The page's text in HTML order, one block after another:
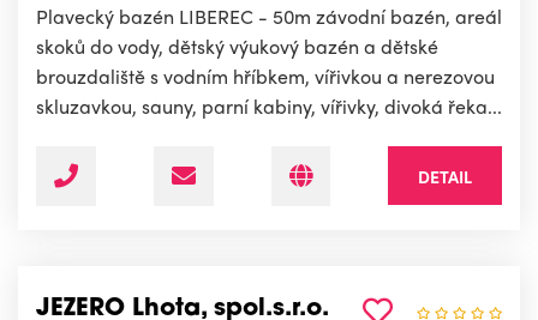
Plavecký bazén LIBEREC - 50m závodní bazén, areál
skoků do vody, dětský výukový bazén a dětské
brouzdaliště s vodním hříbkem, vířivkou a nerezovou
skluzavkou, sauny, parní kabiny, vířivky, divoká řeka...
DETAIL
JEZERO Lhota, spol.s.r.o.